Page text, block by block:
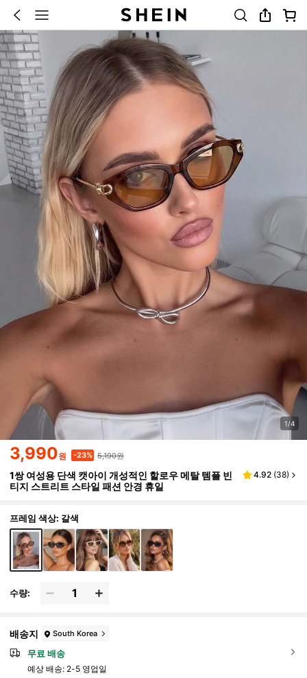
1/4
3,990원 -23% 5,190원
1쌍 여성용 단색 캣아이 개성적인 할로우 메탈 템플 빈
티지 스트리트 스타일 패션 안경 휴일
4.92 (38)
프레임 색상: 갈색
수량:
배송지 South Korea
무료 배송
예상 배송: 2-5 영업일